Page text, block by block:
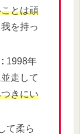
とは頑
を持っ
1998年
走して
きにい
て柔ら